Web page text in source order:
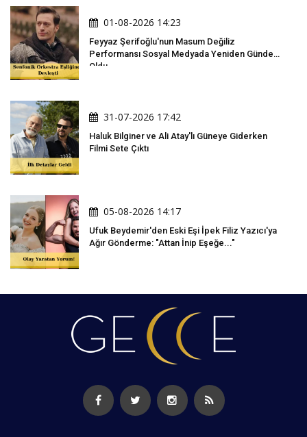
01-08-2026 14:23
Feyyaz Şerifoğlu'nun Masum Değiliz
Performansı Sosyal Medyada Yeniden Gündem
Oldu
31-07-2026 17:42
Haluk Bilginer ve Ali Atay'lı Güneye Giderken
Filmi Sete Çıktı
05-08-2026 14:17
Ufuk Beydemir'den Eski Eşi İpek Filiz Yazıcı'ya
Ağır Gönderme: "Attan İnip Eşeğe..."